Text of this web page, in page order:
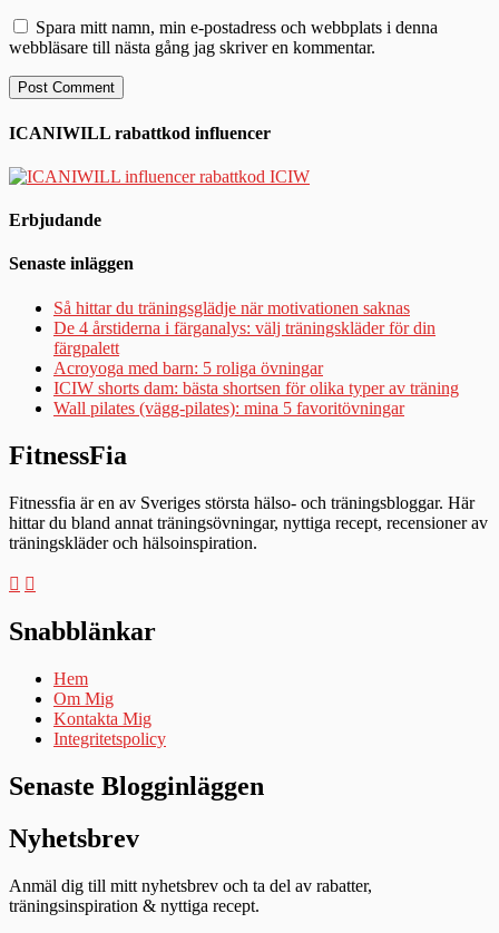
Spara mitt namn, min e-postadress och webbplats i denna
webbläsare till nästa gång jag skriver en kommentar.
ICANIWILL rabattkod influencer
Erbjudande
Senaste inläggen
Så hittar du träningsglädje när motivationen saknas
De 4 årstiderna i färganalys: välj träningskläder för din
färgpalett
Acroyoga med barn: 5 roliga övningar
ICIW shorts dam: bästa shortsen för olika typer av träning
Wall pilates (vägg-pilates): mina 5 favoritövningar
FitnessFia
Fitnessfia är en av Sveriges största hälso- och träningsbloggar. Här
hittar du bland annat träningsövningar, nyttiga recept, recensioner av
träningskläder och hälsoinspiration.
Snabblänkar
Hem
Om Mig
Kontakta Mig
Integritetspolicy
Senaste Blogginläggen
Nyhetsbrev
Anmäl dig till mitt nyhetsbrev och ta del av rabatter,
träningsinspiration & nyttiga recept.